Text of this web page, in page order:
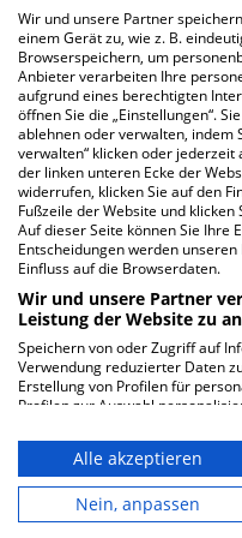
Wir und unsere Partner
einem Gerät zu, wie z. B.
Browserspeichern, um
Anbieter verarbeiten Ihre
aufgrund eines berechtigten
öffnen Sie die „Einstellungen“.
ablehnen oder verwalten, indem
verwalten“ klicken oder
der linken unteren Ecke der
widerrufen, klicken Sie auf den
Fußzeile der Website und
Auf dieser Seite können Sie Ihre
Entscheidungen werden
Einfluss auf die Browserdaten.
Wir und unsere Partner
Leistung der Website zu
Speichern von oder Zugriff auf
Verwendung reduzierter Daten
Erstellung von Profilen für
Profilen zur Auswahl
personalisierter Inhalte.
Performance von Inhalten.
oder Kombinationen von Daten
und Verbesserung der
Auswahl von Inhalten.
Alle akzeptieren
Nein, anpassen